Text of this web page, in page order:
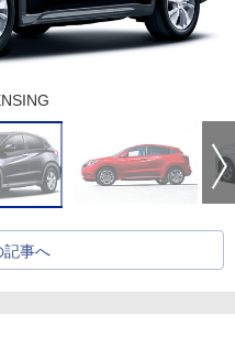
記事へ